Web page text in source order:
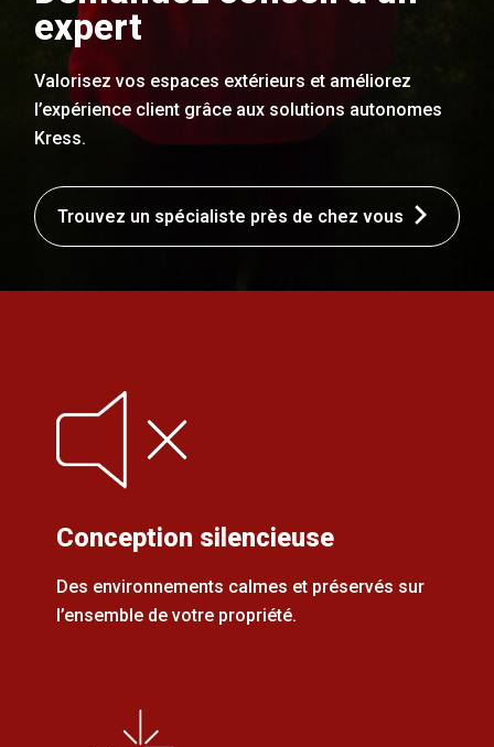
expert
Valorisez vos espaces extérieurs et améliorez
l’expérience client grâce aux solutions autonomes
Kress.
Trouvez un spécialiste près de chez vous
Conception silencieuse
Des environnements calmes et préservés sur
l’ensemble de votre propriété.